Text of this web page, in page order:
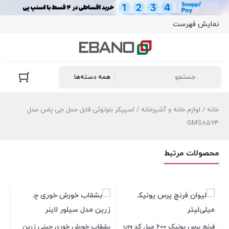
نمایش فهرست
خانه / لوازم خانه و آشپزخانه / اسپیکر بلوتوثی قابل حمل جی پاس مدل
GMS8574
محصولات مرتبط
فرنچ پرس یونیک 600 میل کد UN
بشقاب خورش خوری چینی زرین